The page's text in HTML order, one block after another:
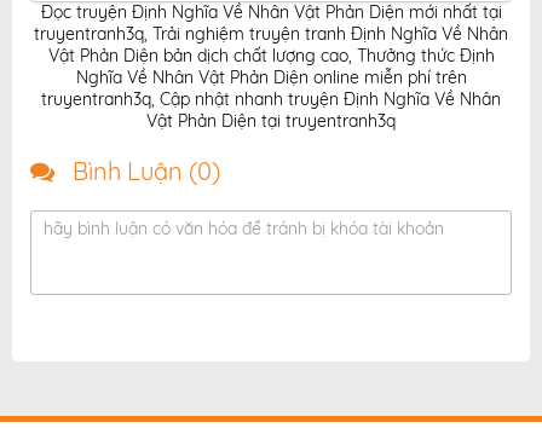
Đọc truyện Định Nghĩa Về Nhân Vật Phản Diện mới nhất tại
truyentranh3q, Trải nghiệm truyện tranh Định Nghĩa Về Nhân
Vật Phản Diện bản dịch chất lượng cao, Thưởng thức Định
Nghĩa Về Nhân Vật Phản Diện online miễn phí trên
truyentranh3q, Cập nhật nhanh truyện Định Nghĩa Về Nhân
Vật Phản Diện tại truyentranh3q
Bình Luận (0)
hãy bình luận có văn hóa để tránh bị khóa tài khoản